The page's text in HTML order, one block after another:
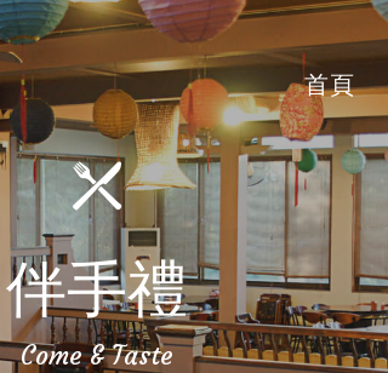
首頁
伴手禮
Come & Taste